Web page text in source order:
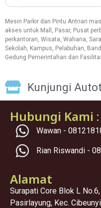
Mesin Parkir dan Pintu Antrian
akses untuk Mall, Pasar, Pusat
perkantoran, Wisata, Wahana,
Sekolah, Kampus, Pelabuhan,
Gedung Pemerintahan dan
Kunjungi
Hubungi Kami :
Wawan -
Rian Riswandi -
Alamat
Surapati Core Blok L
Pasirlayung, Kec.